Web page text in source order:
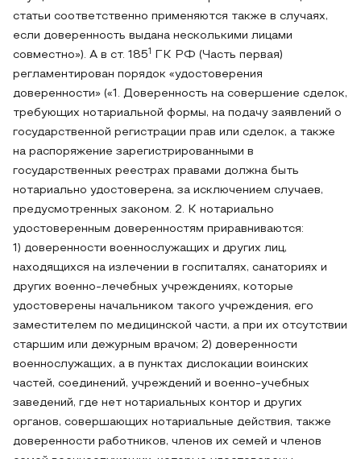
статьи соответственно применяются также в случаях,
если доверенность выдана несколькими лицами
совместно»). А в ст. 185
ГК РФ (Часть первая)
регламентирован порядок «удостоверения
доверенности» («1. Доверенность на совершение сделок,
требующих нотариальной формы, на подачу заявлений о
государственной регистрации прав или сделок, а также
на распоряжение зарегистрированными в
государственных реестрах правами должна быть
нотариально удостоверена, за исключением случаев,
предусмотренных законом. 2. К нотариально
удостоверенным доверенностям приравниваются:
1) доверенности военнослужащих и других лиц,
находящихся на излечении в госпиталях, санаториях и
других военно-лечебных учреждениях, которые
удостоверены начальником такого учреждения, его
заместителем по медицинской части, а при их отсутствии
старшим или дежурным врачом; 2) доверенности
военнослужащих, а в пунктах дислокации воинских
частей, соединений, учреждений и военно-учебных
заведений, где нет нотариальных контор и других
органов, совершающих нотариальные действия, также
доверенности работников, членов их семей и членов